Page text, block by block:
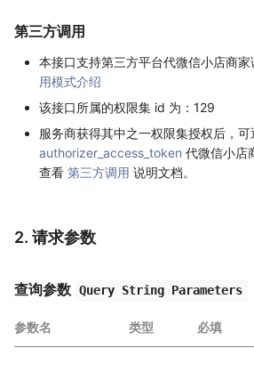
第三方调用
本接口支持第三方平台代微信小店商家
用模式介绍
该接口所属的权限集 id 为：129
服务商获得其中之一权限集授权后，可
authorizer_access_token 代微信小店
查看 第三方调用 说明文档。
2. 请求参数
查询参数 Query String Parameters
参数名 类型 必填